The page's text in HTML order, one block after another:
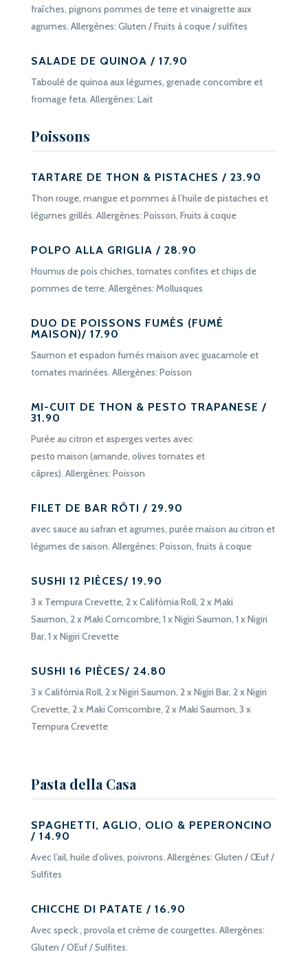
fraîches, pignons pommes de terre et vinaigrette aux
agrumes. Allergènes: Gluten / Fruits à coque / sulfites
SALADE DE QUINOA / 17.90
Taboulé de quinoa aux légumes, grenade concombre et
fromage feta. Allergènes: Lait
Poissons
TARTARE DE THON & PISTACHES / 23.90
Thon rouge, mangue et pommes à l’huile de pistaches et
légumes grillés. Allergènes: Poisson, Fruits à coque
POLPO ALLA GRIGLIA / 28.90
Houmus de pois chiches, tomates confites et chips de
pommes de terre. Allergènes: Mollusques
DUO DE POISSONS FUMÉS (FUMÉ
MAISON)/ 17.90
Saumon et espadon fumés maison avec guacamole et
tomates marinées. Allergènes: Poisson
MI-CUIT DE THON & PESTO TRAPANESE /
31.90
Purée au citron et asperges vertes avec
pesto maison (amande, olives tomates et
câpres). Allergènes: Poisson
FILET DE BAR RÔTI / 29.90
avec sauce au safran et agrumes, purée maison au citron et
légumes de saison. Allergènes: Poisson, fruits à coque
SUSHI 12 PIÈCES/ 19.90
3 x Tempura Crevette, 2 x Califórnia Roll, 2 x Maki
Saumon, 2 x Maki Comcombre, 1 x Nigiri Saumon, 1 x Nigiri
Bar, 1 x Nigiri Crevette
SUSHI 16 PIÈCES/ 24.80
3 x Califórnia Roll, 2 x Nigiri Saumon, 2 x Nigiri Bar, 2 x Nigiri
Crevette, 2 x Maki Comcombre, 2 x Maki Saumon, 3 x
Tempura Crevette
Pasta della Casa
SPAGHETTI, AGLIO, OLIO & PEPERONCINO
/ 14.90
Avec l’ail, huile d’olives, poivrons. Allergènes: Gluten / Œuf /
Sulfites
CHICCHE DI PATATE / 16.90
Avec speck , provola et crème de courgettes. Allergènes:
Gluten / OEuf / Sulfites.